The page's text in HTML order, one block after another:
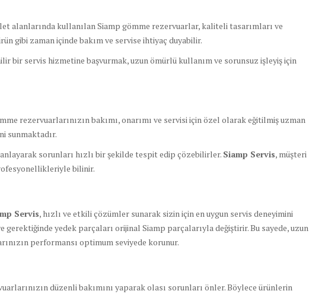
alanlarında kullanılan Siamp gömme rezervuarlar, kaliteli tasarımları ve
gibi zaman içinde bakım ve servise ihtiyaç duyabilir.
bir servis hizmetine başvurmak, uzun ömürlü kullanım ve sorunsuz işleyiş için
rezervuarlarınızın bakımı, onarımı ve servisi için özel olarak eğitilmiş uzman
sunmaktadır.
sorunları hızlı bir şekilde tespit edip çözebilirler. Siamp Servis, müşteri
bilinir.
Servis, hızlı ve etkili çözümler sunarak sizin için en uygun servis deneyimini
gerektiğinde yedek parçaları orijinal Siamp parçalarıyla değiştirir. Bu sayede, uzun
performansı optimum seviyede korunur.
düzenli bakımını yaparak olası sorunları önler. Böylece ürünlerin